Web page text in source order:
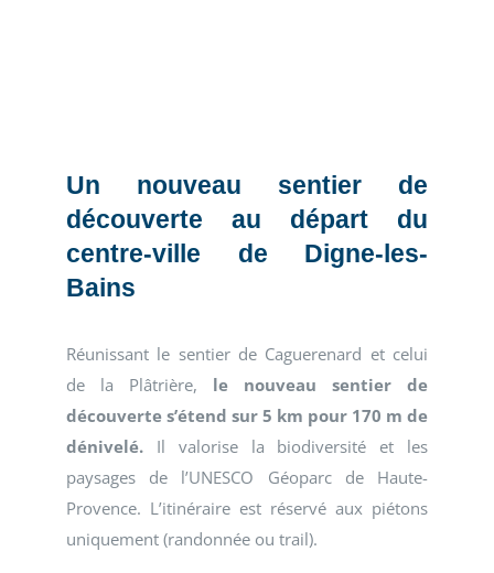
Un nouveau sentier de
découverte au départ du
centre-ville de Digne-les-
Bains
Réunissant le sentier de Caguerenard et celui
de la Plâtrière, le nouveau sentier de
découverte s’étend sur 5 km pour 170 m de
dénivelé. Il valorise la biodiversité et les
paysages de l’UNESCO Géoparc de Haute-
Provence. L’itinéraire est réservé aux piétons
uniquement (randonnée ou trail).